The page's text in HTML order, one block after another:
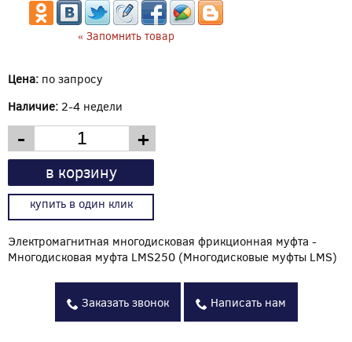
« Запомнить товар
Цена: по запросу
Наличие: 2-4 недели
- +
в корзину
купить в один клик
Электромагнитная многодисковая фрикционная муфта -
Многодисковая муфта LMS250 (Многодисковые муфты LMS)
Заказать звонок Написать нам